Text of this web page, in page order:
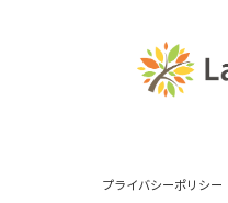
プライバシーポリシー